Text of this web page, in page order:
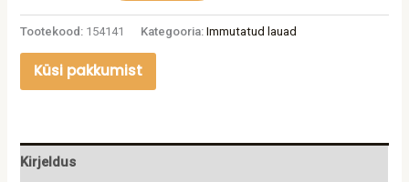
Tootekood: 154141 Kategooria:Immutatud lauad
Küsi pakkumist
Kirjeldus